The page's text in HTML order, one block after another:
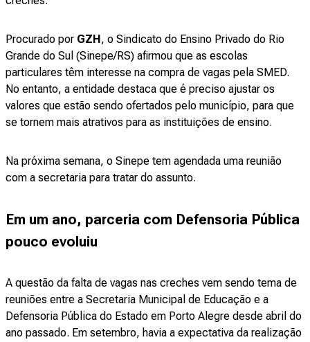
Procurado por GZH, o Sindicato do Ensino Privado do Rio
Grande do Sul (Sinepe/RS) afirmou que as escolas
particulares têm interesse na compra de vagas pela SMED.
No entanto, a entidade destaca que é preciso ajustar os
valores que estão sendo ofertados pelo município, para que
se tornem mais atrativos para as instituições de ensino.
Na próxima semana, o Sinepe tem agendada uma reunião
com a secretaria para tratar do assunto.
Em um ano, parceria com Defensoria Pública
pouco evoluiu
A questão da falta de vagas nas creches vem sendo tema de
reuniões entre a Secretaria Municipal de Educação e a
Defensoria Pública do Estado em Porto Alegre desde abril do
ano passado. Em setembro, havia a expectativa da realização